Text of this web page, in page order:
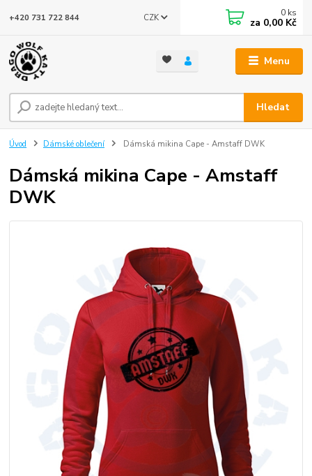
Menu
CZK
Hledat
+420 731 722 844 0 ks
za 0,00 Kč
Úvod Dámské oblečení Dámská mikina Cape - Amstaff DWK
Dámská mikina Cape - Amstaff
DWK